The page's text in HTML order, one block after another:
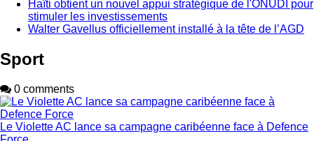
Haïti obtient un nouvel appui stratégique de l'ONUDI pour
stimuler les investissements
Walter Gavellus officiellement installé à la tête de l’AGD
Sport
0 comments
Le Violette AC lance sa campagne caribéenne face à Defence